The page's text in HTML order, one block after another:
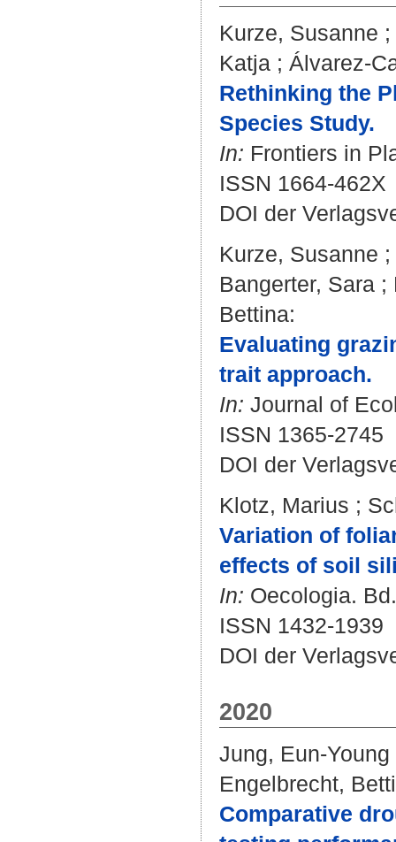
Kurze, Susanne ;
Katja ; Álvarez-
Rethinking the
Species Study.
In: Frontiers in
ISSN 1664-462X
DOI der
Kurze, Susanne ;
Bangerter, Sara ;
Bettina:
Evaluating
trait approach.
In: Journal of
ISSN 1365-2745
DOI der
Klotz, Marius ;
Variation of
effects of soil
In: Oecologia.
ISSN 1432-1939
DOI der
2020
Jung, Eun-Young
Engelbrecht,
Comparative